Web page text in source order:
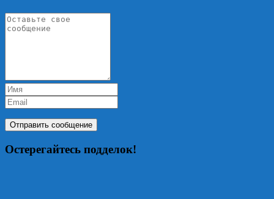
Остерегайтесь подделок!